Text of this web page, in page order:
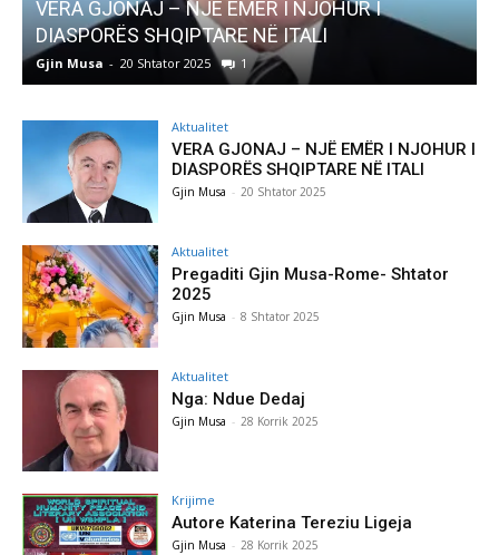
AKTUALITET
Pregaditi Gjin Musa-Rome- Shtator 2025
Gjin Musa - 8 Shtator 2025
Aktualitet
VERA GJONAJ – NJË EMËR I NJOHUR I
DIASPORËS SHQIPTARE NË ITALI
Gjin Musa - 20 Shtator 2025
Aktualitet
Pregaditi Gjin Musa-Rome- Shtator
2025
Gjin Musa - 8 Shtator 2025
Aktualitet
Nga: Ndue Dedaj
Gjin Musa - 28 Korrik 2025
Krijime
Autore Katerina Tereziu Ligeja
Gjin Musa - 28 Korrik 2025